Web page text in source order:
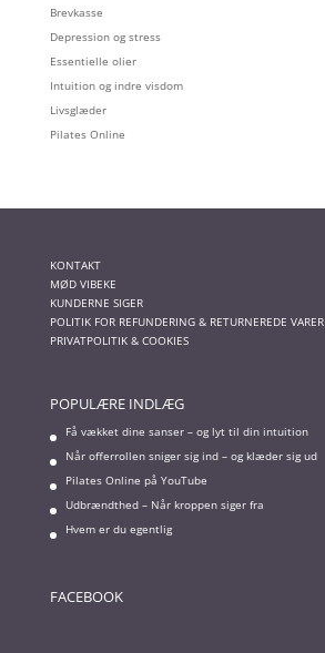
Brevkasse
Depression og stress
Essentielle olier
Intuition og indre visdom
Livsglæder
Pilates Online
KONTAKT
MØD VIBEKE
KUNDERNE SIGER
POLITIK FOR REFUNDERING & RETURNEREDE VARER
PRIVATPOLITIK & COOKIES
POPULÆRE INDLÆG
Få vækket dine sanser – og lyt til din intuition
Når offerrollen sniger sig ind – og klæder sig ud
Pilates Online på YouTube
Udbrændthed – Når kroppen siger fra
Hvem er du egentlig
FACEBOOK